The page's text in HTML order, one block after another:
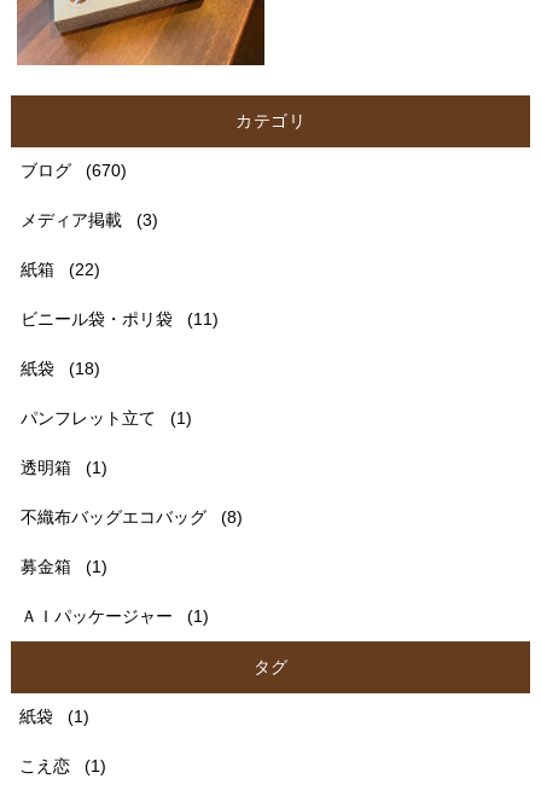
カテゴリ
ブログ (670)
メディア掲載 (3)
紙箱 (22)
ビニール袋・ポリ袋 (11)
紙袋 (18)
パンフレット立て (1)
透明箱 (1)
不織布バッグエコバッグ (8)
募金箱 (1)
ＡＩパッケージャー (1)
タグ
紙袋 (1)
こえ恋 (1)